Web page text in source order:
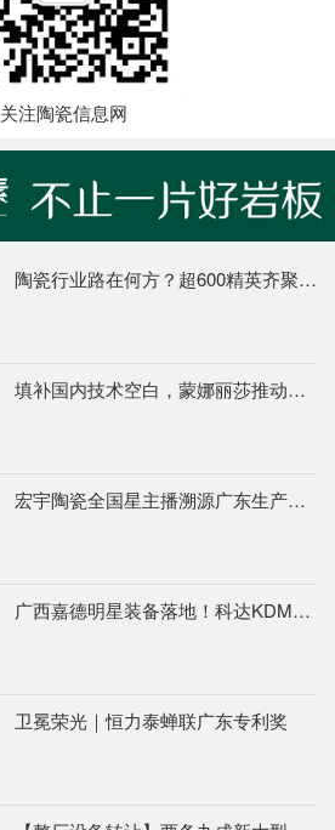
关注陶瓷信息网
陶瓷行业路在何方？超600精英齐聚陶业年度思想盛会，樊纲、何乾、龙建刚献智破局
填补国内技术空白，蒙娜丽莎推动国际标准落地本地国标
宏宇陶瓷全国星主播溯源广东生产基地，进阶ROI长效变现新路径
广西嘉德明星装备落地！科达KDM526连续球磨系统实力出圈
卫冕荣光｜恒力泰蝉联广东专利奖